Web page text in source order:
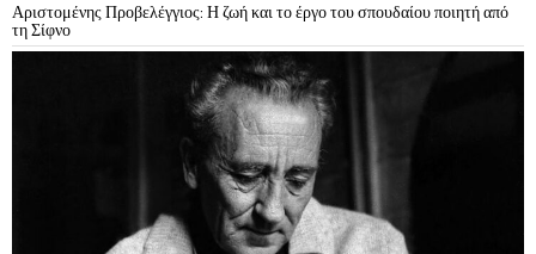
Αριστομένης Προβελέγγιος: Η ζωή και το έργο του σπουδαίου ποιητή από
τη Σίφνο